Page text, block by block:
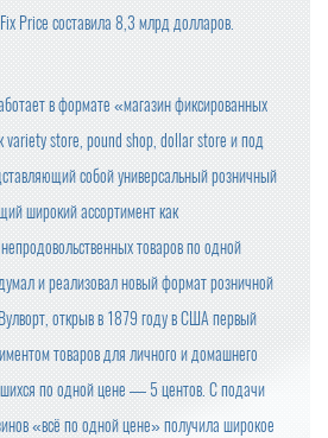
Price составила 8,3 млрд долларов.
в формате «магазин фиксированных
variety store, pound shop, dollar store и под
собой универсальный розничный
широкий ассортимент как
товаров по одной
и реализовал новый формат розничной
открыв в 1879 году в США первый
товаров для личного и домашнего
по одной цене — 5 центов. С подачи
«всё по одной цене» получила широкое